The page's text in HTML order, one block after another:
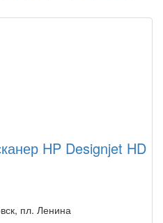
HP Designjet HD
пл. Ленина